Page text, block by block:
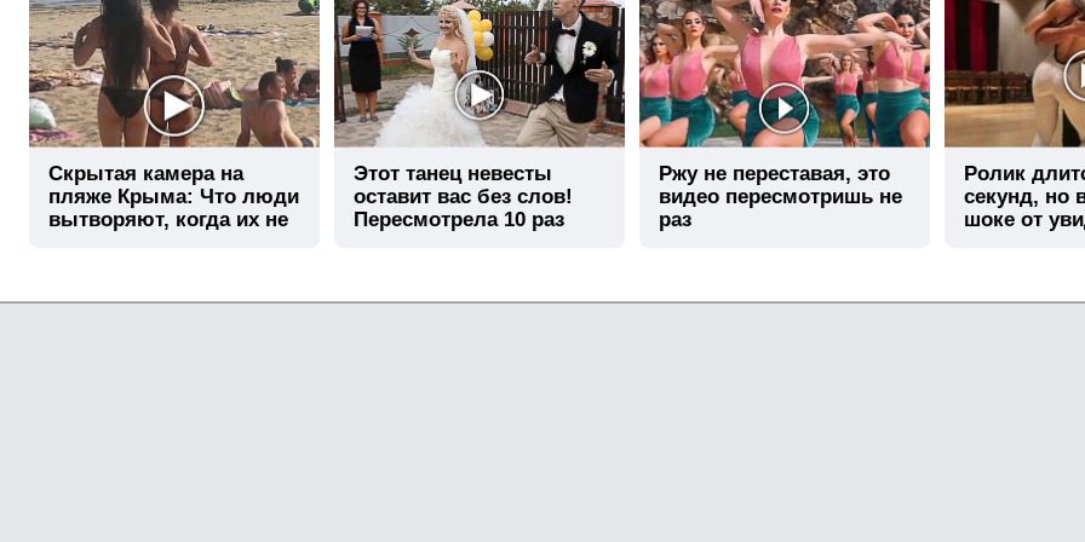
Скрытая камера на
пляже Крыма: Что люди
вытворяют, когда их не
Этот танец невесты
оставит вас без слов!
Пересмотрела 10 раз
Ржу не переставая, это
видео пересмотришь не
раз
Ролик
секунд, но
шоке от